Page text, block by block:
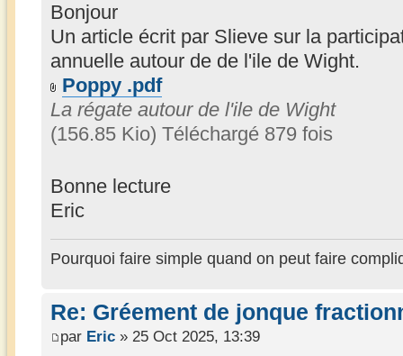
Bonjour
Un article écrit par Slieve sur la
annuelle autour de de l'ile de Wight.
Poppy .pdf
La régate autour de l'ile de Wight
(156.85 Kio) Téléchargé 879 fois
Bonne lecture
Eric
Pourquoi faire simple quand on peut faire
Re: Gréement de jonque
par Eric » 25 Oct 2025, 13:39